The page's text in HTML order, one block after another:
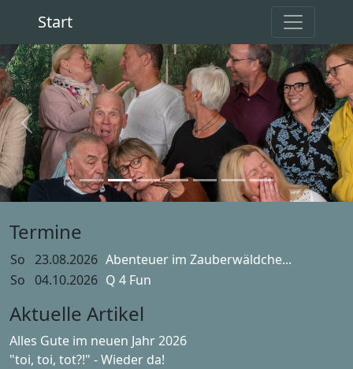
Start
Previous Next
Termine
So 23.08.2026 Abenteuer im Zauberwäldche...
So
04.10.2026 Q 4 Fun
Aktuelle Artikel
Alles Gute im neuen Jahr 2026
"toi, toi, tot?!" - Wieder da!